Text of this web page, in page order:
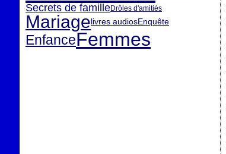
Secrets de familleDrôles d'amitiés
Mariagelivres audiosEnquête
EnfanceFemmes